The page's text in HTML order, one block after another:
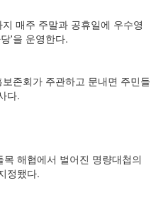
매주 주말과 공휴일에 우수영
'을 운영한다.
존회가 주관하고 문내면 주민들
다.
해협에서 벌어진 명량대첩의
정됐다.